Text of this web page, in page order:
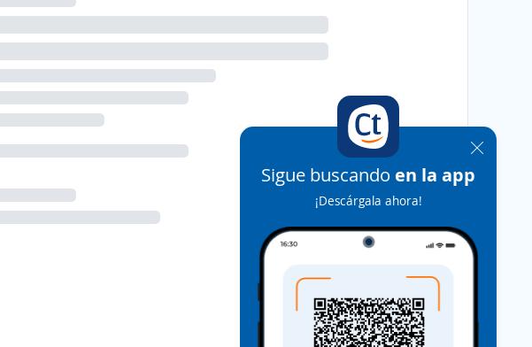
Sigue buscando en la app
¡Descárgala ahora!